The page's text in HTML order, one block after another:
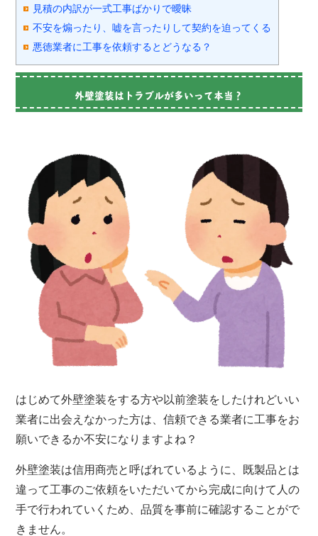
見積の内訳が一式工事ばかりで曖昧
不安を煽ったり、嘘を言ったりして契約を迫ってくる
悪徳業者に工事を依頼するとどうなる？
外壁塗装はトラブルが多いって本当？
はじめて外壁塗装をする方や以前塗装をしたけれどいい
業者に出会えなかった方は、信頼できる業者に工事をお
願いできるか不安になりますよね？
外壁塗装は信用商売と呼ばれているように、既製品とは
違って工事のご依頼をいただいてから完成に向けて人の
手で行われていくため、品質を事前に確認することがで
きません。